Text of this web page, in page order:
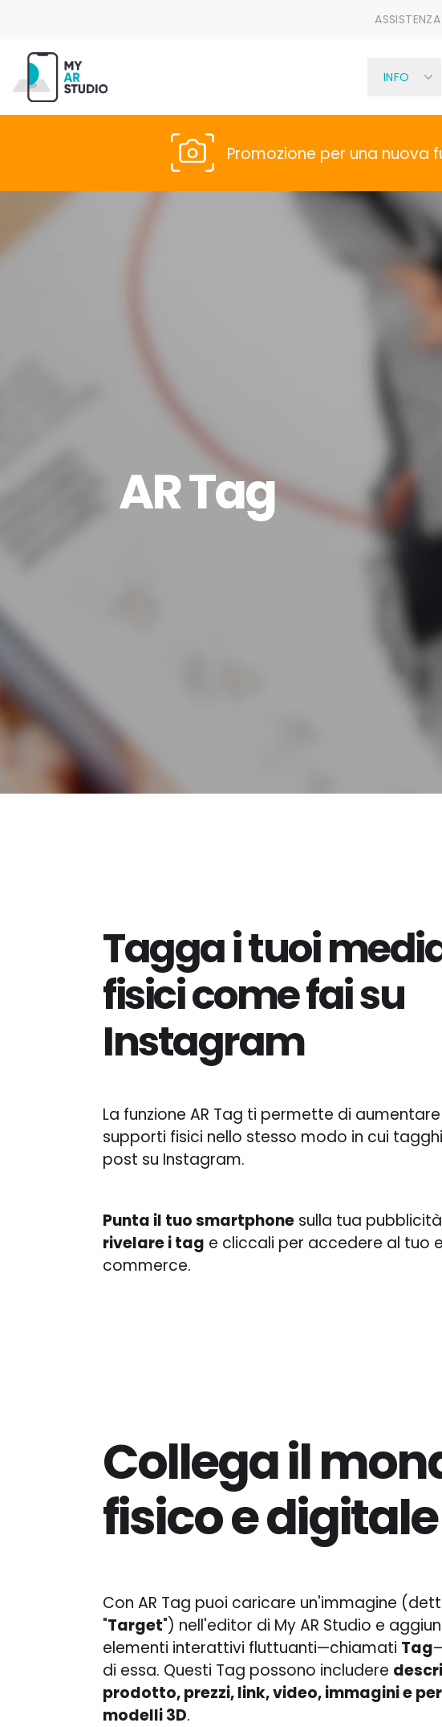
INFO
Promozione per una nuova
AR Tag
Tagga i tuoi
fisici come fai su
Instagram
La funzione AR Tag ti permette di
supporti fisici nello stesso modo in cui
post su Instagram.
Punta il tuo smartphone sulla tua
rivelare i tag e cliccali per accedere al tuo
commerce.
Collega il
fisico e digitale
Con AR Tag puoi caricare un'immagine
"Target") nell'editor di My AR Studio e
elementi interattivi fluttuanti—chiamati Tag
di essa. Questi Tag possono includere
prodotto, prezzi, link, video, immagini e
modelli 3D.